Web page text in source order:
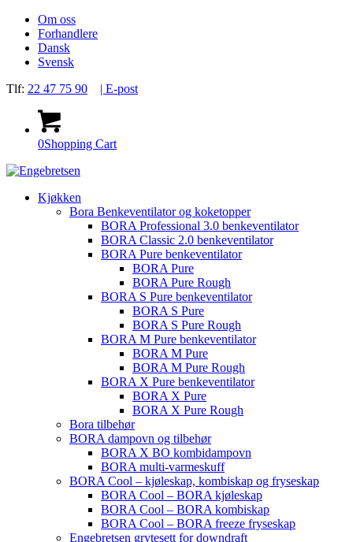
Om oss
Forhandlere
Dansk
Svensk
Tlf: 22 47 75 90 | E-post
0Shopping Cart
Kjøkken
Bora Benkeventilator og koketopper
BORA Professional 3.0 benkeventilator
BORA Classic 2.0 benkeventilator
BORA Pure benkeventilator
BORA Pure
BORA Pure Rough
BORA S Pure benkeventilator
BORA S Pure
BORA S Pure Rough
BORA M Pure benkeventilator
BORA M Pure
BORA M Pure Rough
BORA X Pure benkeventilator
BORA X Pure
BORA X Pure Rough
Bora tilbehør
BORA dampovn og tilbehør
BORA X BO kombidampovn
BORA multi-varmeskuff
BORA Cool – kjøleskap, kombiskap og fryseskap
BORA Cool – BORA kjøleskap
BORA Cool – BORA kombiskap
BORA Cool – BORA freeze fryseskap
Engebretsen grytesett for downdraft